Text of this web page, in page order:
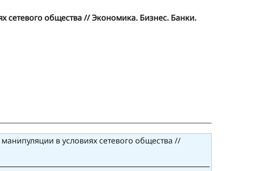
сетевого общества // Экономика. Бизнес. Банки.
в условиях сетевого общества //